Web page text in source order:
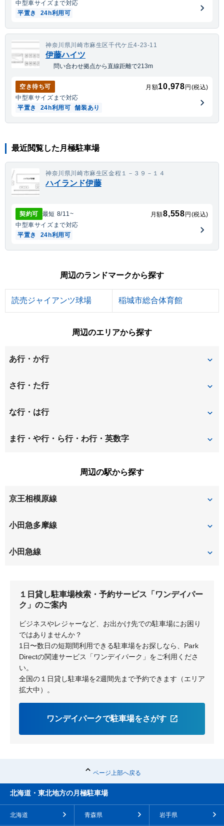
中型車サイズまで対応
平置き
24h利用可
神奈川県川崎市麻生区千代ケ丘4-23-11
伊藤ハイツ
問い合わせ拠点から直線距離で213m
空き待ち可 月額10,978 円(税込)
中型車サイズまで対応
平置き
24h利用可 舗装あり
最近閲覧した月極駐車場
神奈川県川崎市麻生区金程１－３９－１４
ハイランド伊藤
契約可 最短 8/11~ 月額8,558 円(税込)
中型車サイズまで対応
平置き
24h利用可
周辺のランドマークから探す
読売ジャイアンツ球場 稲城市総合体育館
周辺のエリアから探す
あ行・か行
王禅寺西
片平
さ行・た行
坂浜
高石 多摩美
な行・は行
長峰 西生田
ま行・や行・ら行・わ行・英数字
周辺の駅から探す
京王相模原線
京王よみうりランド
小田急多摩線
五月台
小田急線
百合ヶ丘 読売ランド前
１日貸し駐車場検索・予約サービス「ワンデイパー
ク」のご案内
ビジネスやレジャーなど、お出かけ先での駐車場にお困り
ではありませんか？
1日〜数日の短期間利用できる駐車場をお探しなら、Park
Directの関連サービス「ワンデイパーク」をご利用くださ
い。
全国の１日貸し駐車場を2週間先まで予約できます（エリア
拡大中）。
ワンデイパークで駐車場をさがす
ページ上部へ戻る
北海道・東北地方の月極駐車場
北海道 青森県 岩手県